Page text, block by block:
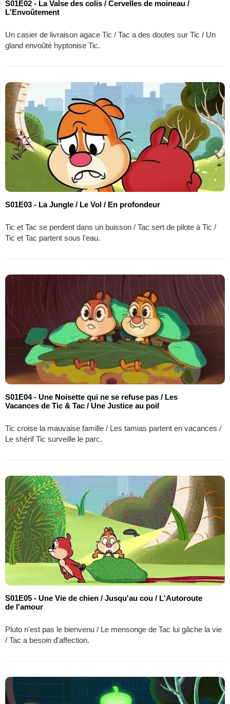
S01E02 - La Valse des colis / Cervelles de moineau /
L'Envoûtement
Un casier de livraison agace Tic / Tac a des doutes sur Tic / Un
gland envoûté hyptonise Tic.
S01E03 - La Jungle / Le Vol / En profondeur
Tic et Tac se perdent dans un buisson / Tac sert de pilote à Tic /
Tic et Tac partent sous l'eau.
S01E04 - Une Noisette qui ne se refuse pas / Les
Vacances de Tic & Tac / Une Justice au poil
Tic croise la mauvaise famille / Les tamias partent en vacances /
Le shérif Tic surveille le parc.
S01E05 - Une Vie de chien / Jusqu'au cou / L'Autoroute
de l'amour
Pluto n'est pas le bienvenu / Le mensonge de Tac lui gâche la vie
/ Tac a besoin d'affection.